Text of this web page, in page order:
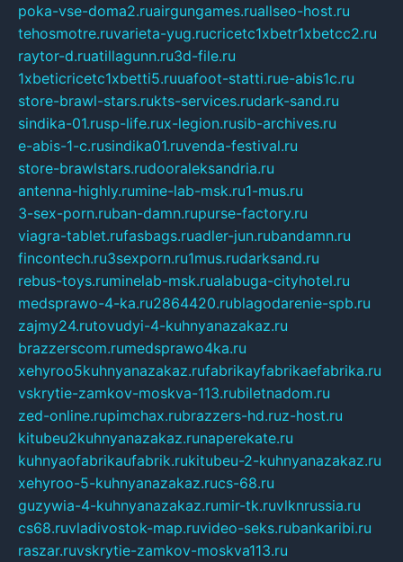
poka-vse-doma2.ruairgungames.ruallseo-host.ru
tehosmotre.ruvarieta-yug.rucricetc1xbetr1xbetcc2.ru
raytor-d.ruatillagunn.ru3d-file.ru
1xbeticricetc1xbetti5.ruuafoot-statti.rue-abis1c.ru
store-brawl-stars.rukts-services.rudark-sand.ru
sindika-01.rusp-life.rux-legion.rusib-archives.ru
e-abis-1-c.rusindika01.ruvenda-festival.ru
store-brawlstars.rudooraleksandria.ru
antenna-highly.rumine-lab-msk.ru1-mus.ru
3-sex-porn.ruban-damn.rupurse-factory.ru
viagra-tablet.rufasbags.ruadler-jun.rubandamn.ru
fincontech.ru3sexporn.ru1mus.rudarksand.ru
rebus-toys.ruminelab-msk.rualabuga-cityhotel.ru
medsprawo-4-ka.ru2864420.rublagodarenie-spb.ru
zajmy24.rutovudyi-4-kuhnyanazakaz.ru
brazzerscom.rumedsprawo4ka.ru
xehyroo5kuhnyanazakaz.rufabrikayfabrikaefabrika.ru
vskrytie-zamkov-moskva-113.rubiletnadom.ru
zed-online.rupimchax.rubrazzers-hd.ruz-host.ru
kitubeu2kuhnyanazakaz.runaperekate.ru
kuhnyaofabrikaufabrik.rukitubeu-2-kuhnyanazakaz.ru
xehyroo-5-kuhnyanazakaz.rucs-68.ru
guzywia-4-kuhnyanazakaz.rumir-tk.ruvlknrussia.ru
cs68.ruvladivostok-map.ruvideo-seks.rubankaribi.ru
raszar.ruvskrytie-zamkov-moskva113.ru